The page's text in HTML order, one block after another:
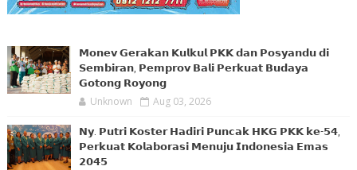
𝗠𝗼𝗻𝗲𝘃 𝗚𝗲𝗿𝗮𝗸𝗮𝗻 𝗞𝘂𝗹𝗸𝘂𝗹 𝗣𝗞𝗞 𝗱𝗮𝗻 𝗣𝗼𝘀𝘆𝗮𝗻𝗱𝘂 𝗱𝗶
𝗦𝗲𝗺𝗯𝗶𝗿𝗮𝗻, 𝗣𝗲𝗺𝗽𝗿𝗼𝘃 𝗕𝗮𝗹𝗶 𝗣𝗲𝗿𝗸𝘂𝗮𝘁 𝗕𝘂𝗱𝗮𝘆𝗮
𝗚𝗼𝘁𝗼𝗻𝗴 𝗥𝗼𝘆𝗼𝗻𝗴
Unknown Aug 03, 2026
𝗡𝘆. 𝗣𝘂𝘁𝗿𝗶 𝗞𝗼𝘀𝘁𝗲𝗿 𝗛𝗮𝗱𝗶𝗿𝗶 𝗣𝘂𝗻𝗰𝗮𝗸 𝗛𝗞𝗚 𝗣𝗞𝗞 𝗸𝗲-𝟱𝟰,
𝗣𝗲𝗿𝗸𝘂𝗮𝘁 𝗞𝗼𝗹𝗮𝗯𝗼𝗿𝗮𝘀𝗶 𝗠𝗲𝗻𝘂𝗷𝘂 𝗜𝗻𝗱𝗼𝗻𝗲𝘀𝗶𝗮 𝗘𝗺𝗮𝘀
𝟮𝟬𝟰𝟱